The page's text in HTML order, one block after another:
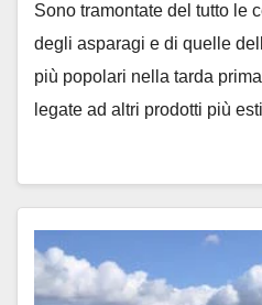
Sono tramontate del tutto le
degli asparagi e di quelle
più popolari nella tarda
legate ad altri prodotti più